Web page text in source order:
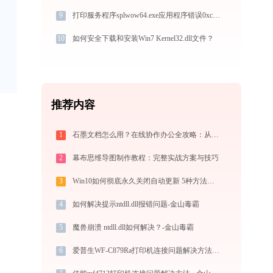
9 打印服务程序splwow64.exe应用程序错误0xc0000022解决方法
10 如何安全下载和安装Win7 Kernel32.dll文件？
推荐内容
1 石墨文档怎么用？在线协作办公全攻略：从注册到团队高效协同
2 幕布思维导图制作教程：完整实战方案与技巧
3 Win10如何彻底永久关闭自动更新 5种方法教你永久关闭win10自动更新
4 如何解决提示ntdll.dll报错问题-金山毒霸
5 魔兽崩溃 ntdll.dll如何解决？-金山毒霸
6 爱普生WF-C879Ra打印机连接问题解决方法 -金山毒霸